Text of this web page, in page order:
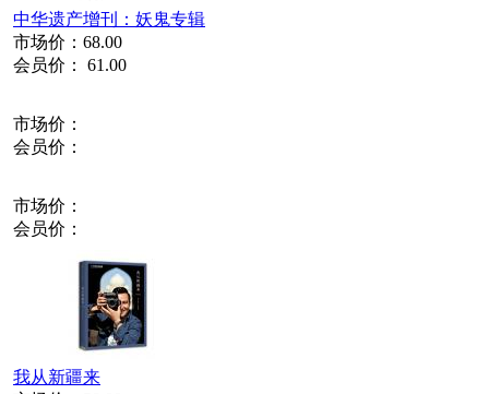
中华遗产增刊：妖鬼专辑
市场价： 68.00
会员价： 61.00
市场价：
会员价：
市场价：
会员价：
我从新疆来